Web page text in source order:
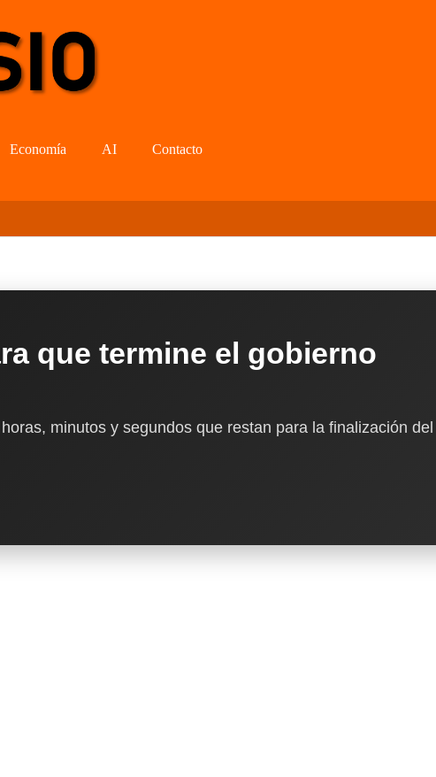
Economía AI Contacto
que termine el gobierno
minutos y segundos que restan para la finalización del